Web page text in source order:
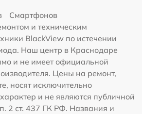
Смартфонов
и техническим
BlackView по истечении
Наш центр в Краснодаре
и не имеет официальной
Цены на ремонт,
носят исключительно
и не являются публичной
2 ст. 437 ГК РФ. Названия и